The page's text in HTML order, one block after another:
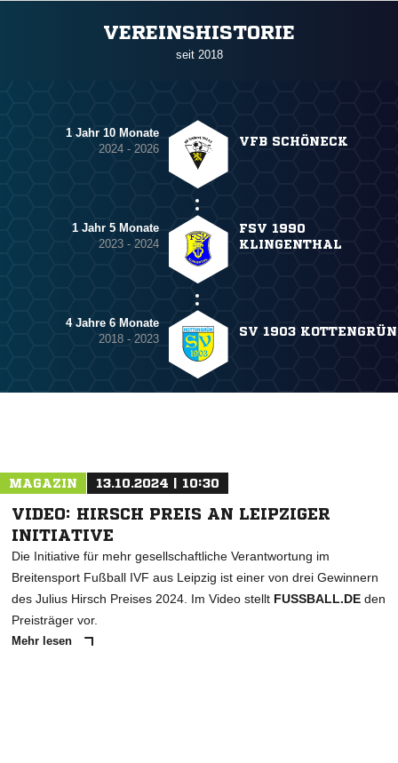
VEREINSHISTORIE
seit 2018
1 Jahr 10 Monate
2024 - 2026
VFB SCHÖNECK
1 Jahr 5 Monate
2023 - 2024
FSV 1990
KLINGENTHAL
4 Jahre 6 Monate
2018 - 2023
SV 1903 KOTTENGRÜN
MAGAZIN 13.10.2024 | 10:30
VIDEO: HIRSCH PREIS AN LEIPZIGER
INITIATIVE
Die Initiative für mehr gesellschaftliche Verantwortung im
Breitensport Fußball IVF aus Leipzig ist einer von drei Gewinnern
des Julius Hirsch Preises 2024. Im Video stellt FUSSBALL.DE den
Preisträger vor.
Mehr lesen